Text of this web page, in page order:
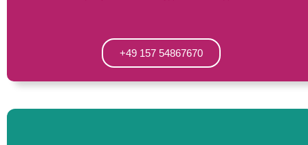
+49 157 54867670